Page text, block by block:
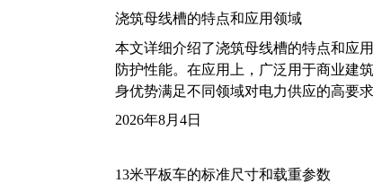
浇筑母线槽的特点和应用领域
本文详细介绍了浇筑母线槽的特点和应
防护性能。在应用上，广泛用于商业建
身优势满足不同领域对电力供应的高要
2026年8月4日
13米平板车的标准尺寸和载重参数